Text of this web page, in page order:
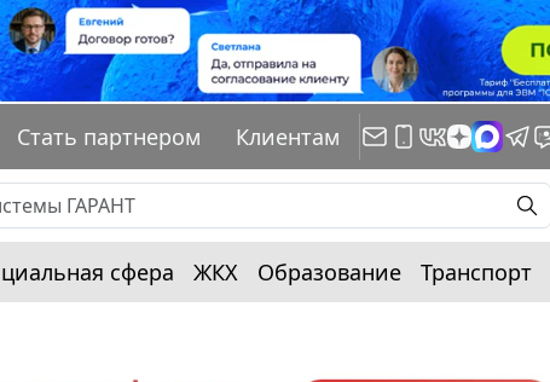
Стать партнером Клиентам
сфера ЖКХ Образование Транспорт